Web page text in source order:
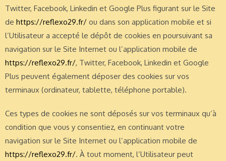
Twitter, Facebook, Linkedin et Google Plus figurant sur le Site
de https://reflexo29.fr/ ou dans son application mobile et si
l’Utilisateur a accepté le dépôt de cookies en poursuivant sa
navigation sur le Site Internet ou l’application mobile de
https://reflexo29.fr/, Twitter, Facebook, Linkedin et Google
Plus peuvent également déposer des cookies sur vos
terminaux (ordinateur, tablette, téléphone portable).
Ces types de cookies ne sont déposés sur vos terminaux qu’à
condition que vous y consentiez, en continuant votre
navigation sur le Site Internet ou l’application mobile de
https://reflexo29.fr/. À tout moment, l’Utilisateur peut